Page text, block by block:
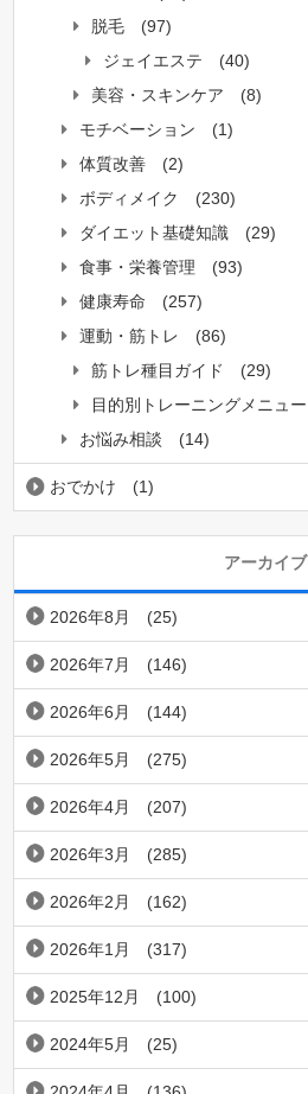
脱毛
(97)
ジェイエステ
(40)
美容・スキンケア
(8)
モチベーション
(1)
体質改善
(2)
ボディメイク
(230)
ダイエット基礎知識
(29)
食事・栄養管理
(93)
健康寿命
(257)
運動・筋トレ
(86)
筋トレ種目ガイド
(29)
目的別トレーニングメニュー
お悩み相談
(14)
おでかけ (1)
アーカイブ
2026年8月 (25)
2026年7月 (146)
2026年6月 (144)
2026年5月 (275)
2026年4月 (207)
2026年3月 (285)
2026年2月 (162)
2026年1月 (317)
2025年12月 (100)
2024年5月 (25)